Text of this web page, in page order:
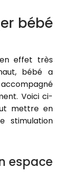
bébé
effet très
bébé a
Voici ci-
mettre en
stimulation
espace